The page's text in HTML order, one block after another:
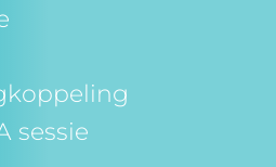
sessie